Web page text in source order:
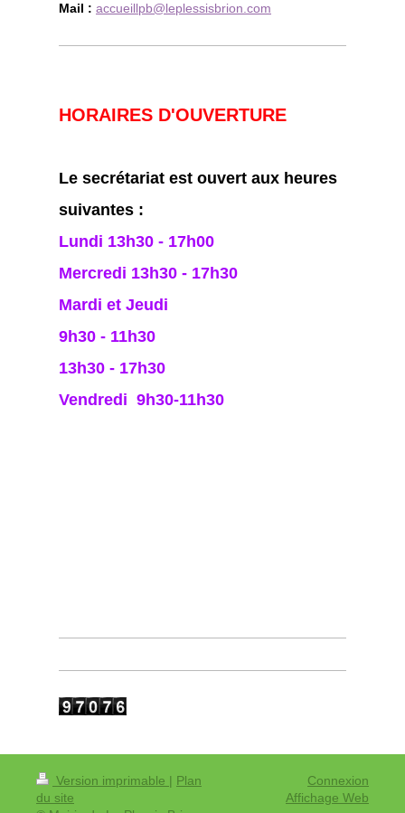
Mail : accueillpb@leplessisbrion.com
HORAIRES D'OUVERTURE
Le secrétariat est ouvert aux heures
suivantes :
Lundi 13h30 - 17h00
Mercredi 13h30 - 17h30
Mardi et Jeudi
9h30 - 11h30
13h30 - 17h30
Vendredi 9h30-11h30
Version imprimable | Plan
du site
Connexion
Affichage Web